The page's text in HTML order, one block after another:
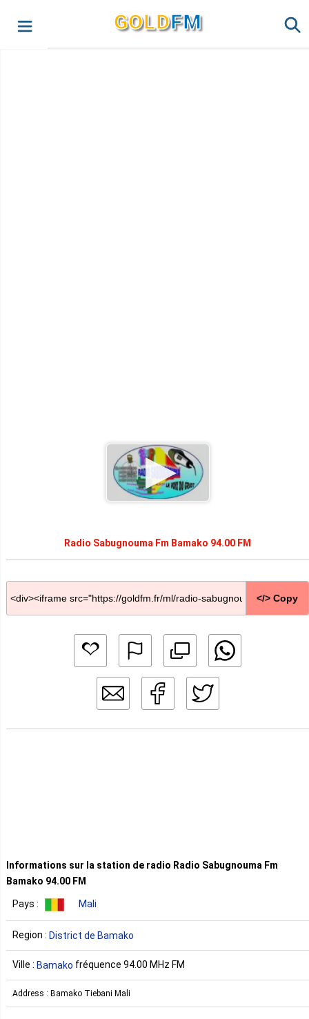
GOLDFM
Radio Sabugnouma Fm Bamako 94.00 FM
</> Copy
Informations sur la station de radio Radio Sabugnouma Fm
Bamako 94.00 FM
Pays : Mali
Region : District de Bamako
Ville : Bamako fréquence 94.00 MHz FM
Address : Bamako Tiebani Mali